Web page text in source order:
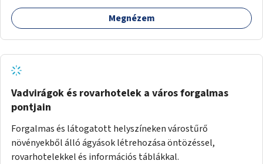
népszerű, ingyenes sportolási lehetőség válna elérhetővé a
sziget északi felén, ahol jelenleg egyetlen asztal sem
Megnézem
Vadvirágok és rovarhotelek a város forgalmas
pontjain
Forgalmas és látogatott helyszíneken várostűrő
növényekből álló ágyások létrehozása öntözéssel,
rovarhotelekkel és információs táblákkal.